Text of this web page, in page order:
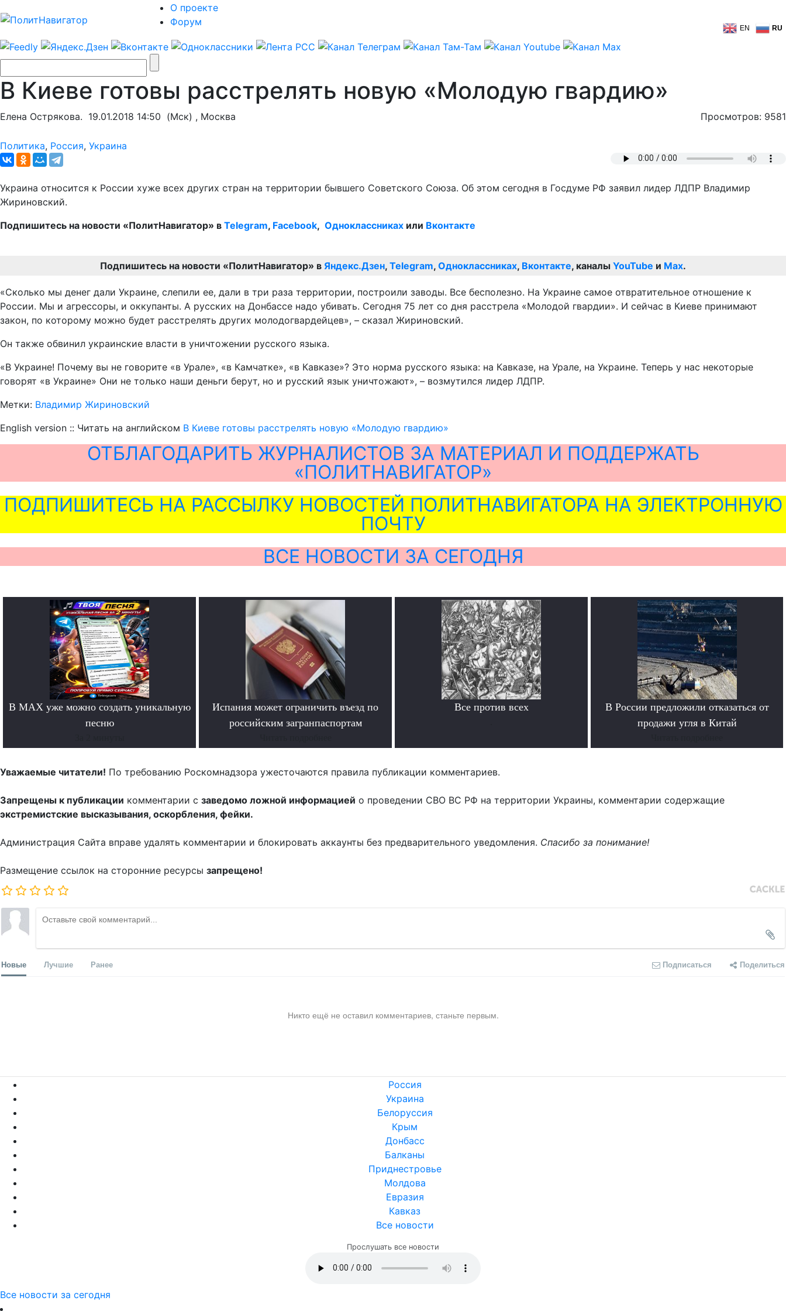
О проекте
Форум
EN RU
В Киеве готовы расстрелять новую «Молодую гвардию»
Елена Острякова. 19.01.2018 14:50 (Мск) , Москва Просмотров: 9581
Политика, Россия, Украина
Украина относится к России хуже всех других стран на территории бывшего Советского Союза. Об этом сегодня в Госдуме РФ заявил лидер ЛДПР Владимир
Жириновский.
Подпишитесь на новости «ПолитНавигатор» в Telegram, Facebook, Одноклассниках или Вконтакте
Подпишитесь на новости «ПолитНавигатор» в Яндекс.Дзен, Telegram, Одноклассниках, Вконтакте, каналы YouTube и Max.
«Сколько мы денег дали Украине, слепили ее, дали в три раза территории, построили заводы. Все бесполезно. На Украине самое отвратительное отношение к
России. Мы и агрессоры, и оккупанты. А русских на Донбассе надо убивать. Сегодня 75 лет со дня расстрела «Молодой гвардии». И сейчас в Киеве принимают
закон, по которому можно будет расстрелять других молодогвардейцев», – сказал Жириновский.
Он также обвинил украинские власти в уничтожении русского языка.
«В Украине! Почему вы не говорите «в Урале», «в Камчатке», «в Кавказе»? Это норма русского языка: на Кавказе, на Урале, на Украине. Теперь у нас некоторые
говорят «в Украине» Они не только наши деньги берут, но и русский язык уничтожают», – возмутился лидер ЛДПР.
Метки: Владимир Жириновский
English version :: Читать на английском В Киеве готовы расстрелять новую «Молодую гвардию»
ОТБЛАГОДАРИТЬ ЖУРНАЛИСТОВ ЗА МАТЕРИАЛ И ПОДДЕРЖАТЬ
«ПОЛИТНАВИГАТОР»
ПОДПИШИТЕСЬ НА РАССЫЛКУ НОВОСТЕЙ ПОЛИТНАВИГАТОРА НА ЭЛЕКТРОННУЮ
ПОЧТУ
ВСЕ НОВОСТИ ЗА СЕГОДНЯ
В MAX уже можно создать уникальную
песню
Испания может ограничить въезд по
российским загранпаспортам
Все против всех
В России предложили отказаться от
продажи угля в Китай
Уважаемые читатели! По требованию Роскомнадзора ужесточаются правила публикации комментариев.
Запрещены к публикации комментарии с заведомо ложной информацией о проведении СВО ВС РФ на территории Украины, комментарии содержащие
экстремистские высказывания, оскорбления, фейки.
Администрация Сайта вправе удалять комментарии и блокировать аккаунты без предварительного уведомления. Спасибо за понимание!
Размещение ссылок на сторонние ресурсы запрещено!
Новые Лучшие Ранее Подписаться Поделиться
Никто ещё не оставил комментариев, станьте первым.
Россия
Украина
Белоруссия
Крым
Донбасс
Балканы
Приднестровье
Молдова
Евразия
Кавказ
Все новости
Прослушать все новости
Все новости за сегодня